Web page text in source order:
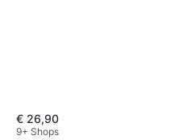
€ 26,90
9+ Shops